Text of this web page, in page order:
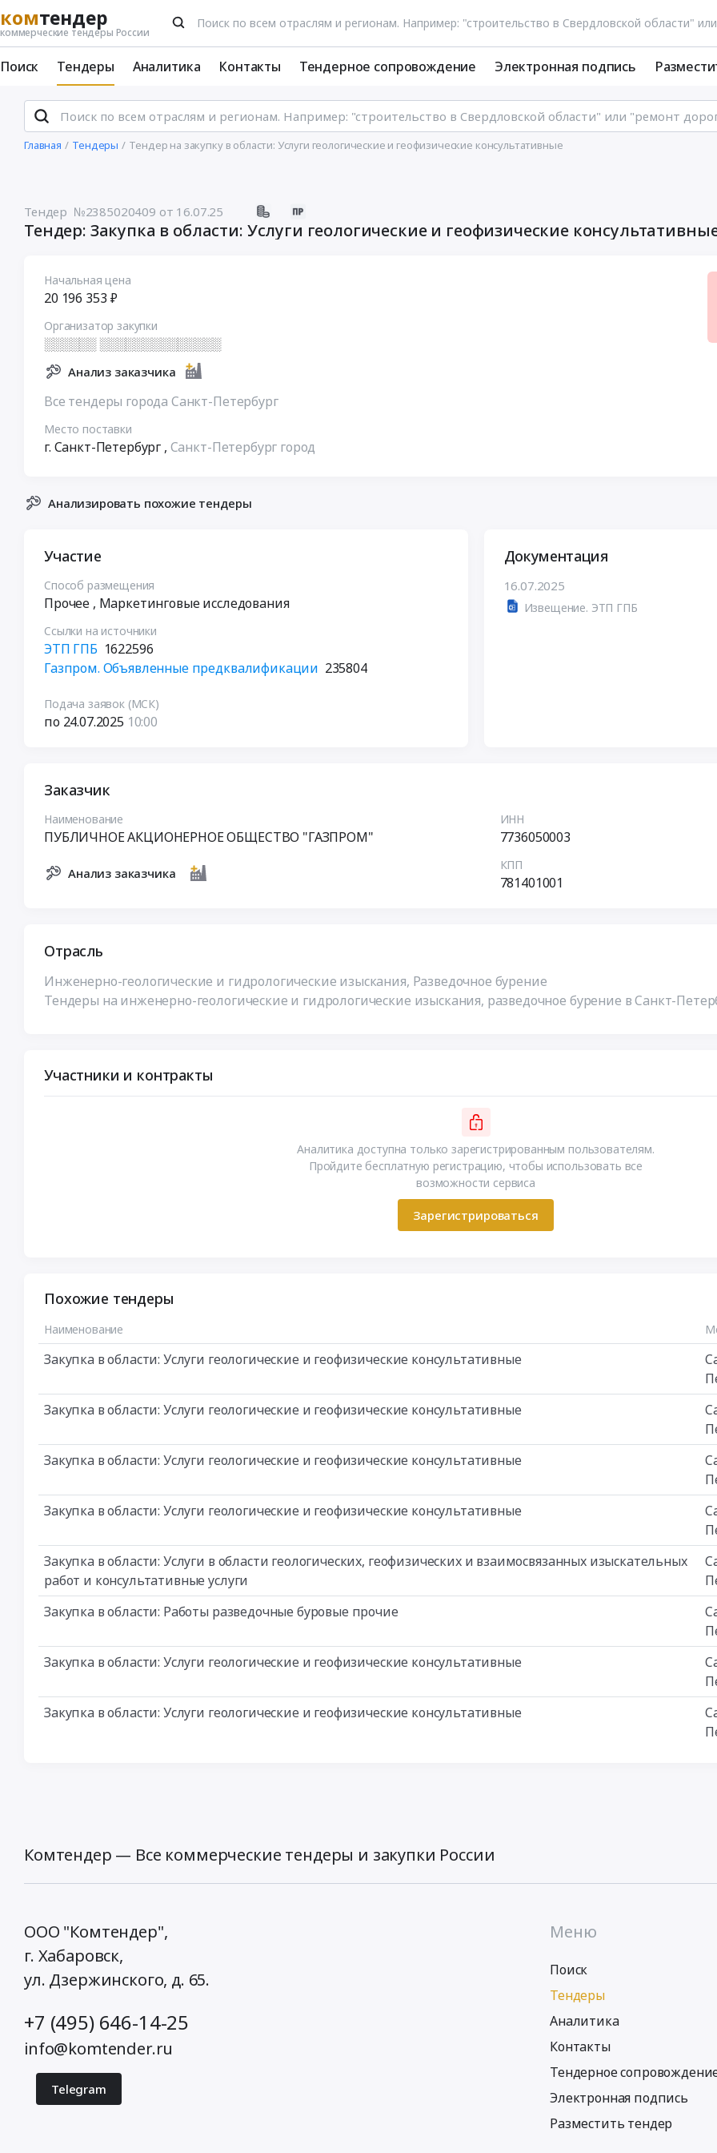
комтендер
коммерческие тендеры России
Поиск Тендеры Аналитика Контакты Тендерное сопровождение Электронная подпись
Главная Тендеры Тендер на закупку в области: Услуги геологические и геофизические консультативные
Тендер №2385020409 от 16.07.25
Тендер: Закупка в области: Услуги геологические и геофизические
Начальная цена
20 196 353 ₽
Организатор закупки
░░░░░░ ░░░░░░░░░░░░░░
Анализ заказчика
Все тендеры города Санкт-Петербург
Место поставки
г. Санкт-Петербург , Санкт-Петербург город
Анализировать похожие тендеры
Участие
Способ размещения
Прочее , Маркетинговые исследования
Ссылки на источники
ЭТП ГПБ 1622596
Газпром. Объявленные предквалификации 235804
Подача заявок (МСК)
по 24.07.2025 10:00
Документация
16.07.2025
Извещение. ЭТП ГПБ
Заказчик
Наименование
ПУБЛИЧНОЕ АКЦИОНЕРНОЕ ОБЩЕСТВО "ГАЗПРОМ"
Анализ заказчика
ИНН
7736050003
КПП
781401001
Отрасль
Инженерно-геологические и гидрологические изыскания, Разведочное бурение
Тендеры на инженерно-геологические и гидрологические изыскания, разведочное бурение в Санкт-
Участники и контракты
Аналитика доступна только зарегистрированным пользователям.
Пройдите бесплатную регистрацию, чтобы использовать все
возможности сервиса
Зарегистрироваться
Похожие тендеры
Наименование
Закупка в области: Услуги геологические и геофизические консультативные
Закупка в области: Услуги геологические и геофизические консультативные
Закупка в области: Услуги геологические и геофизические консультативные
Закупка в области: Услуги геологические и геофизические консультативные
Закупка в области: Услуги в области геологических, геофизических и взаимосвязанных изыскательных
работ и консультативные услуги
Закупка в области: Работы разведочные буровые прочие
Закупка в области: Услуги геологические и геофизические консультативные
Закупка в области: Услуги геологические и геофизические консультативные
Комтендер — Все коммерческие тендеры и закупки России
ООО "Комтендер",
г. Хабаровск,
ул. Дзержинского, д. 65.
+7 (495) 646-14-25
info@komtender.ru
Telegram
Меню
Поиск
Тендеры
Аналитика
Контакты
Тендерное
Электронная подпись
Разместить тендер